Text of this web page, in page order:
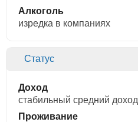
Алкоголь
изредка в компаниях
Статус
Доход
стабильный средний доход
Проживание